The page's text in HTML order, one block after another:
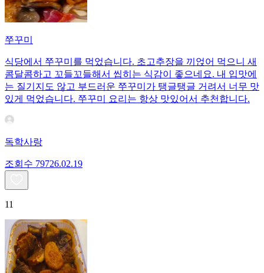
쭈꾸미
식당에서 쭈꾸미를 먹었습니다. 초고추장을 끼얹어 먹으니 새
콤달콤하고 꼬들꼬들해서 씹히는 식감이 좋으네요. 내 입맛에
는 질기지도 않고 부드러운 쭈꾸미가 탱글탱글 거려서 너무 맛
있게 먹었습니다. 쭈꾸미 요리는 항상 맛있어서 추천합니다.
독학사랑
조회수 79726.02.19
11